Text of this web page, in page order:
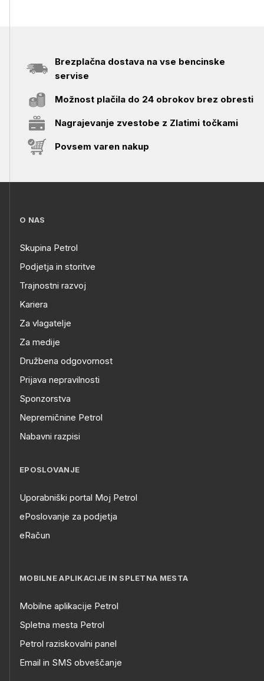
Brezplačna dostava na vse bencinske
servise
Možnost plačila do 24 obrokov brez obresti
Nagrajevanje zvestobe z Zlatimi točkami
Povsem varen nakup
O NAS
Skupina Petrol
Podjetja in storitve
Trajnostni razvoj
Kariera
Za vlagatelje
Za medije
Družbena odgovornost
Prijava nepravilnosti
Sponzorstva
Nepremičnine Petrol
Nabavni razpisi
EPOSLOVANJE
Uporabniški portal Moj Petrol
ePoslovanje za podjetja
eRačun
MOBILNE APLIKACIJE IN SPLETNA MESTA
Mobilne aplikacije Petrol
Spletna mesta Petrol
Petrol raziskovalni panel
Email in SMS obveščanje